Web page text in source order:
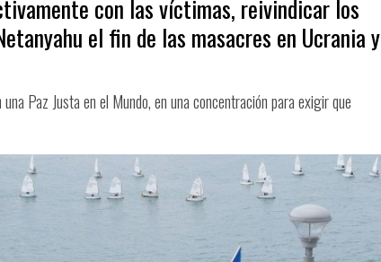
con las víctimas, reivindicar los
el fin de las masacres en Ucrania y
Paz Justa en el Mundo, en una concentración para exigir que